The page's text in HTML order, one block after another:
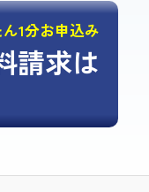
1分お申込み
請求は